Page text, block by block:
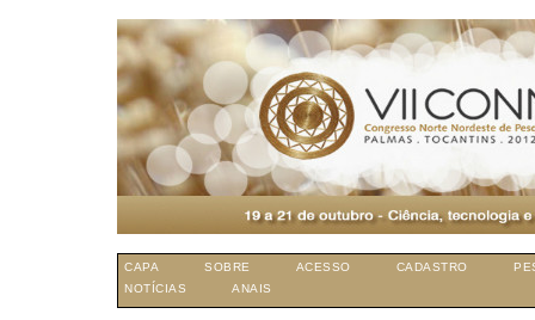
CAPA SOBRE ACESSO CADASTRO
NOTÍCIAS
ANAIS